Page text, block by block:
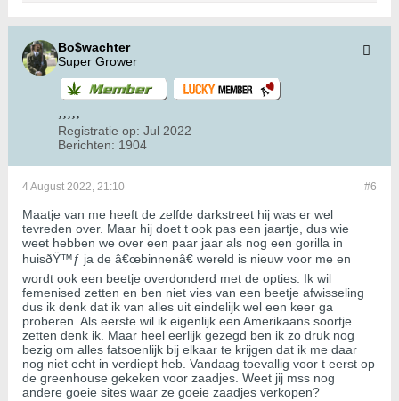
Bo$wachter
Super Grower
Registratie op: Jul 2022
Berichten: 1904
#6
4 August 2022, 21:10
Maatje van me heeft de zelfde darkstreet hij was er wel
tevreden over. Maar hij doet t ook pas een jaartje, dus wie
weet hebben we over een paar jaar als nog een gorilla in
huisðŸ™ƒ ja de â€œbinnenâ€ wereld is nieuw voor me en
wordt ook een beetje overdonderd met de opties. Ik wil
femenised zetten en ben niet vies van een beetje afwisseling
dus ik denk dat ik van alles uit eindelijk wel een keer ga
proberen. Als eerste wil ik eigenlijk een Amerikaans soortje
zetten denk ik. Maar heel eerlijk gezegd ben ik zo druk nog
bezig om alles fatsoenlijk bij elkaar te krijgen dat ik me daar
nog niet echt in verdiept heb. Vandaag toevallig voor t eerst op
de greenhouse gekeken voor zaadjes. Weet jij mss nog
andere goeie sites waar ze goeie zaadjes verkopen?